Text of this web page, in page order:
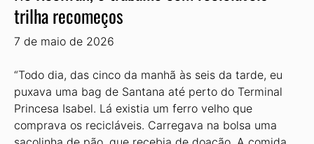
trilha recomeços
7 de maio de 2026
“Todo dia, das cinco da manhã às seis da tarde, eu
puxava uma bag de Santana até perto do Terminal
Prince­sa Isabel. Lá existia um ferro velho que
comprava os recicláveis. Carregava na bolsa uma